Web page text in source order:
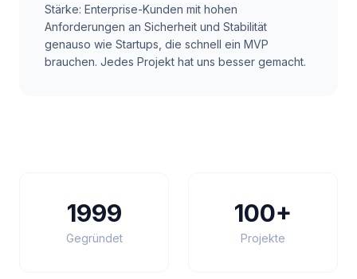
Stärke: Enterprise-Kunden mit hohen
Anforderungen an Sicherheit und Stabilität
genauso wie Startups, die schnell ein MVP
brauchen. Jedes Projekt hat uns besser gemacht.
1999
Gegründet
100+
Projekte